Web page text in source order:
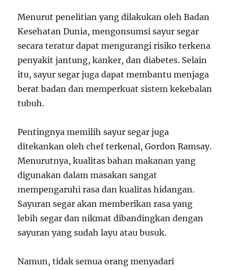
Menurut penelitian yang dilakukan oleh Badan
Kesehatan Dunia, mengonsumsi sayur segar
secara teratur dapat mengurangi risiko terkena
penyakit jantung, kanker, dan diabetes. Selain
itu, sayur segar juga dapat membantu menjaga
berat badan dan memperkuat sistem kekebalan
tubuh.
Pentingnya memilih sayur segar juga
ditekankan oleh chef terkenal, Gordon Ramsay.
Menurutnya, kualitas bahan makanan yang
digunakan dalam masakan sangat
mempengaruhi rasa dan kualitas hidangan.
Sayuran segar akan memberikan rasa yang
lebih segar dan nikmat dibandingkan dengan
sayuran yang sudah layu atau busuk.
Namun, tidak semua orang menyadari